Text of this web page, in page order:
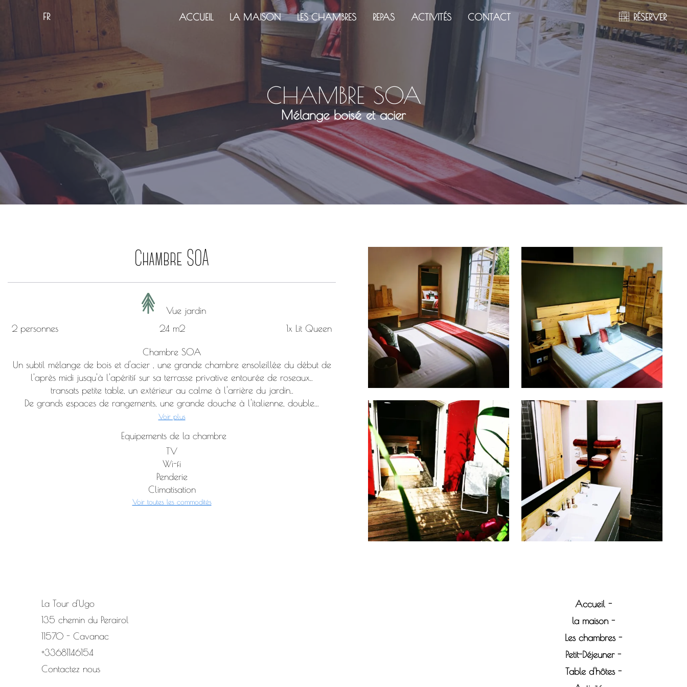
FR ACCUEIL LA MAISON LES CHAMBRES REPAS ACTIVITÉS CONTACT RÉSERVER
CHAMBRE SOA
Mélange boisé et acier
Chambre SOA
Vue jardin
2 personnes
24 m2 1x Lit Queen
Chambre SOA
Un subtil mélange de bois et d'acier , une grande chambre ensoleillée du début de
l'après midi jusqu'à l'apéritif sur sa terrasse privative entourée de roseaux..
transats petite table, un extérieur au calme à l'arrière du jardin..
De grands espaces de rangements, une grande douche à l'italienne, double...
Voir plus
Equipements de la chambre
TV
Wi-fi
Penderie
Climatisation
Voir toutes les commodités
La Tour d'Ugo
135 chemin du Perairol
11570 - Cavanac
+33681146154
Contactez nous
Accueil
la maison
Les chambres
Petit-Déjeuner
Table d'hôtes